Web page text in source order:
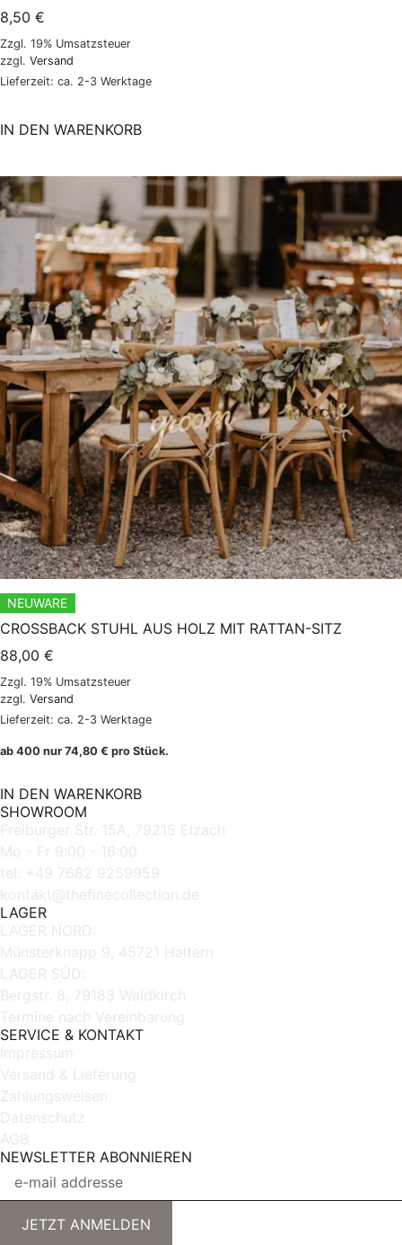
8,50 €
Zzgl. 19% Umsatzsteuer
zzgl. Versand
Lieferzeit: ca. 2-3 Werktage
IN DEN WARENKORB
NEUWARE
CROSSBACK STUHL AUS HOLZ MIT RATTAN-SITZ
88,00 €
Zzgl. 19% Umsatzsteuer
zzgl. Versand
Lieferzeit: ca. 2-3 Werktage
ab 400 nur 74,80 € pro Stück.
IN DEN WARENKORB
SHOWROOM
Freiburger Str. 15A, 79215 Elzach
Mo - Fr 9:00 - 16:00
tel: +49 7682 9259959
kontakt@thefinecollection.de
LAGER
LAGER NORD:
Münsterknapp 9, 45721 Haltern
LAGER SÜD:
Bergstr. 8, 79183 Waldkirch
Termine nach Vereinbarung
SERVICE & KONTAKT
Impressum
Versand & Lieferung
Zahlungsweisen
Datenschutz
AGB
NEWSLETTER ABONNIEREN
JETZT ANMELDEN